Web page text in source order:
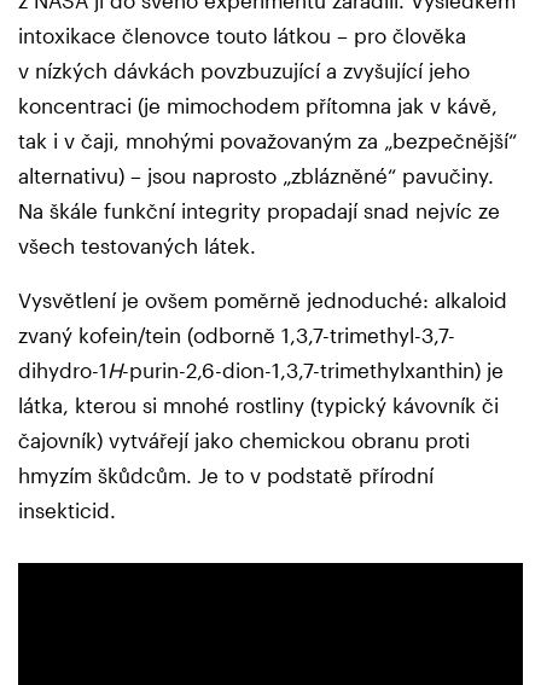
intoxikace členovce touto látkou – pro člověka
v nízkých dávkách povzbuzující a zvyšující jeho
koncentraci (je mimochodem přítomna jak v kávě,
tak i v čaji, mnohými považovaným za „bezpečnější“
alternativu) – jsou naprosto „zblázněné“ pavučiny.
Na škále funkční integrity propadají snad nejvíc ze
všech testovaných látek.
Vysvětlení je ovšem poměrně jednoduché: alkaloid
zvaný kofein/tein (odborně 1,3,7-trimethyl-3,7-
dihydro-1 H-purin-2,6-dion-1,3,7-trimethylxanthin) je
látka, kterou si mnohé rostliny (typický kávovník či
čajovník) vytvářejí jako chemickou obranu proti
hmyzím škůdcům. Je to v podstatě přírodní
insekticid.